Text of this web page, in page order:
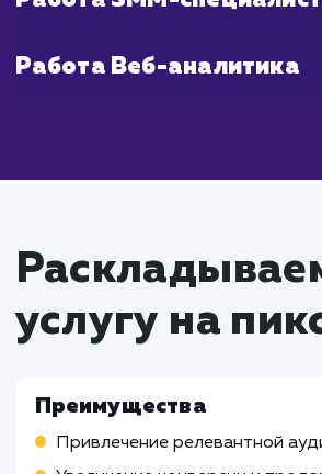
Что входит в
услуги
Работа SEO-